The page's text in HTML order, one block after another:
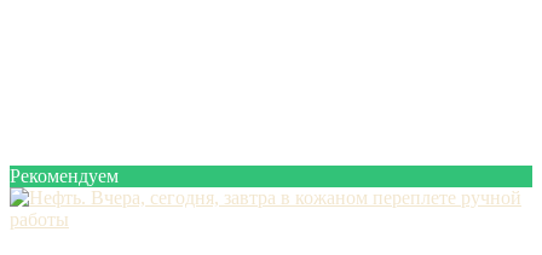
Рекомендуем